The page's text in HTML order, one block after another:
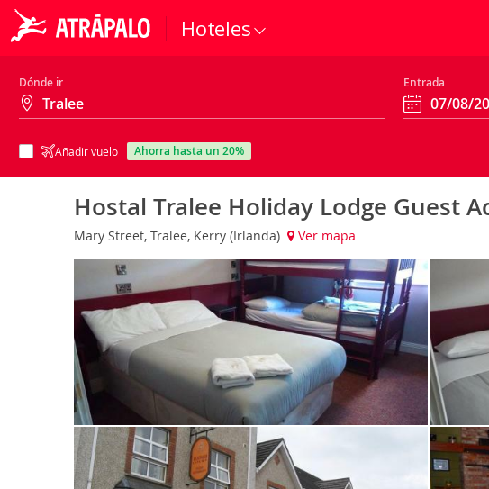
Hoteles
Dónde ir Entrada
Añadir vuelo ahorra hasta un 20%
Hostal Tralee Holiday Lodge Guest
Mary Street, Tralee, Kerry (Irlanda) Ver mapa